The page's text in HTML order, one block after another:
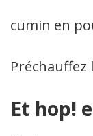
cumin en
Préchauffez
Et hop!